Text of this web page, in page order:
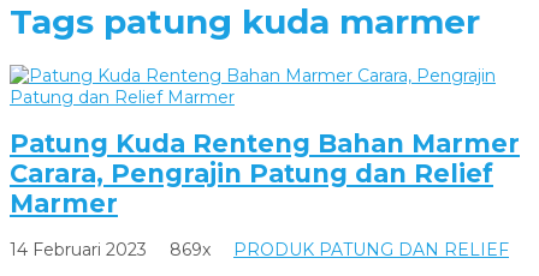
Tags patung kuda marmer
Patung Kuda Renteng Bahan Marmer
Carara, Pengrajin Patung dan Relief
Marmer
14 Februari 2023 869x
PRODUK PATUNG DAN RELIEF